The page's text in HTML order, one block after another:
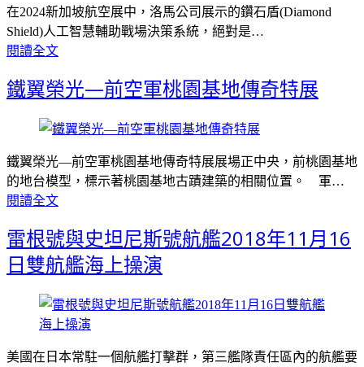
在2024新加坡航空展中，洛馬公司展示的鑽石盾(Diamond
Shield)人工智慧輔助戰場決策系統，絕對是…
閱讀全文
鐵翼榮光—前空軍桃園基地傳奇特展
鐵翼榮光—前空軍桃園基地傳奇特展展場正中央，前桃園基地
的地台模型，標示著桃園基地古蹟建築的相關位置。 軍…
閱讀全文
雷根號與史坦尼斯號航艦2018年11月16
日雙航艦海上操演
美國在日本常駐一個航艦打擊群，第三艦隊責任區內的航艦要